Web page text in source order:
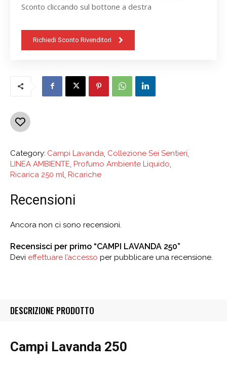
Sconto cliccando sul bottone a destra
Richiedi Sconto Rivenditori
Category: Campi Lavanda Collezione Sei Sentieri
LINEA AMBIENTE Profumo Ambiente Liquido
Ricarica 250 ml Ricariche
Recensioni
Ancora non ci sono recensioni.
Recensisci per primo “CAMPI LAVANDA 250”
Devi effettuare l’accesso per pubblicare una recensione.
DESCRIZIONE PRODOTTO
Campi Lavanda 250